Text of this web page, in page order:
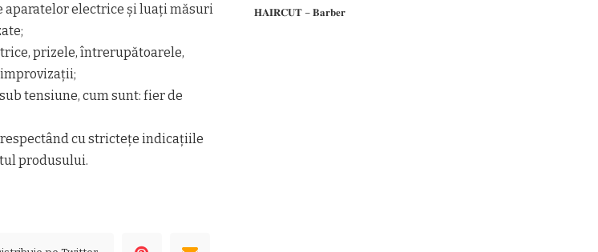
electrice şi luaţi măsuri
prizele, întrerupătoarele,
tensiune, cum sunt: fier de
cu stricteţe indicaţiile
produsului.
𝐇𝐀𝐈𝐑𝐂𝐔𝐓 – 𝐁𝐚𝐫𝐛𝐞𝐫